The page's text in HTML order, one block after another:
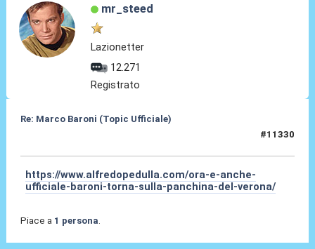
mr_steed
Lazionetter
12.271
Registrato
Re: Marco Baroni (Topic Ufficiale)
#11330
https://www.alfredopedulla.com/ora-e-anche-
ufficiale-baroni-torna-sulla-panchina-del-verona/
Piace a 1 persona